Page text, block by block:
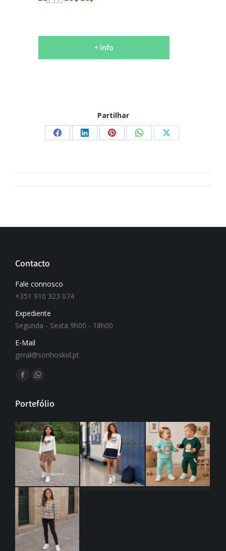
+ info
Partilhar
Contacto
Fale connosco
+351 910 323 074
Expediente
Segunda - Sexta 9h00 - 18h00
E-Mail
geral@sonhoskid.pt
Find us on:
Portefólio